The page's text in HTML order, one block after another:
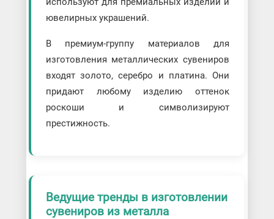
ювелирных украшений.
В премиум-группу материалов для
изготовления металлических сувениров
входят золото, серебро и платина. Они
придают любому изделию оттенок
роскоши и символизируют
престижность.
Ведущие тренды в изготовлении
сувениров из металла